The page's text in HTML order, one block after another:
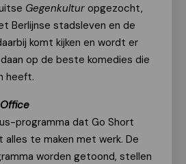
Gegenkultur opgezocht,
Berlijnse stadsleven en de
komt kijken en wordt er
op de beste komedies die
heeft.
programma dat Go Short
te maken met werk. De
worden getoond, stellen